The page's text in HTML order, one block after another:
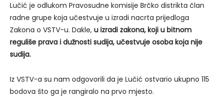
Lučić je odlukom Pravosudne komisije Brčko distrikta član
radne grupe koja učestvuje u izradi nacrta prijedloga
Zakona o VSTV-u. Dakle, u izradi zakona, koji u bitnom
reguliše prava i dužnosti sudija, učestvuje osoba koja nije
sudija.
Iz VSTV-a su nam odgovorili da je Lučić ostvario ukupno 115
bodova što ga je rangiralo na prvo mjesto.